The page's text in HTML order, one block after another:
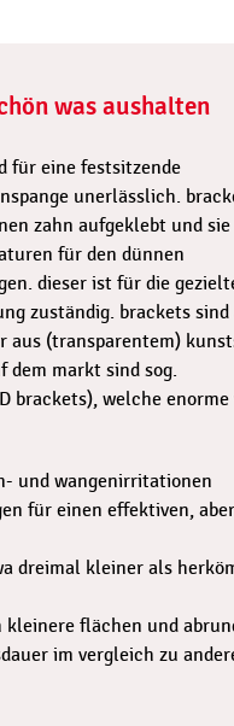
was aushalten
für eine festsitzende
unerlässlich.
zahn aufgeklebt und
für den dünnen
dieser ist für die
zuständig. brackets sind
aus (transparentem)
markt sind sog.
brackets), welche
und wangenirritationen
für einen effektiven,
dreimal kleiner als
kleinere flächen und
im vergleich zu